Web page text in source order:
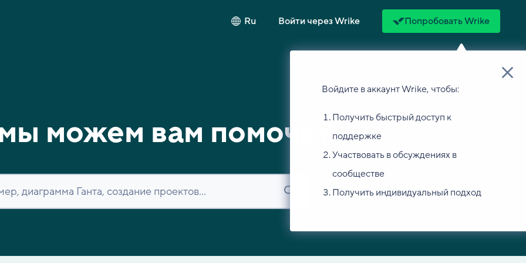
Ru Войти через Wrike Попробовать Wrike
Войдите в аккаунт Wrike, чтобы:
Получить быстрый доступ к
поддержке
Участвовать в обсуждениях в
сообществе
Получить индивидуальный подход
можем вам помочь?